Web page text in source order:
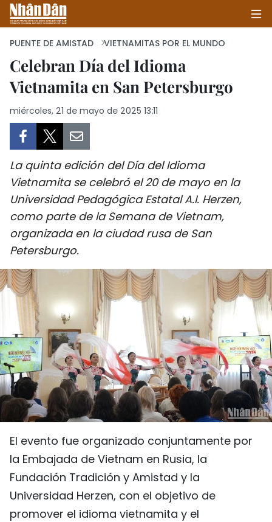
INICIO
POLÍTICA
SOCIEDAD
SALUD - MEDIO AMBIENTE
CULTURA - ENTRETENIMIENTO
DEPORTES
VIAJES
PUENTE DE AMISTAD
HISTORIAS MULTIMEDIA
FOTOGRAFÍA
¿QUIÉNES SOMOS?
TIẾNG VIỆT
ENGLISH
PUENTE DE AMISTAD VIETNAMITAS POR EL MUNDO
Celebran Día del Idioma
Vietnamita en San Petersburgo
miércoles, 21 de mayo de 2025 13:11
La quinta edición del Día del Idioma
Vietnamita se celebró el 20 de mayo en la
Universidad Pedagógica Estatal A.I. Herzen,
como parte de la Semana de Vietnam,
organizada en la ciudad rusa de San
Petersburgo.
El evento fue organizado conjuntamente por
la Embajada de Vietnam en Rusia, la
Fundación Tradición y Amistad y la
Universidad Herzen, con el objetivo de
promover el idioma vietnamita y el